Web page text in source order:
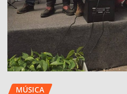
MÚSICA